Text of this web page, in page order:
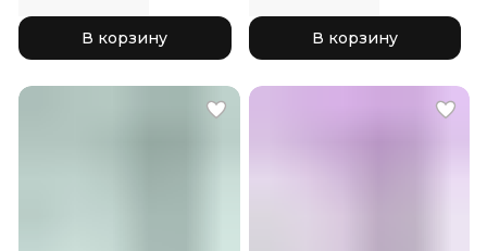
В корзину В корзину